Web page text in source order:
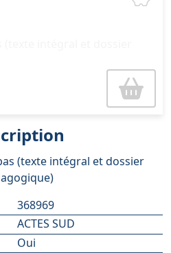
(texte intégral et dossier
368969
ACTES SUD
Oui